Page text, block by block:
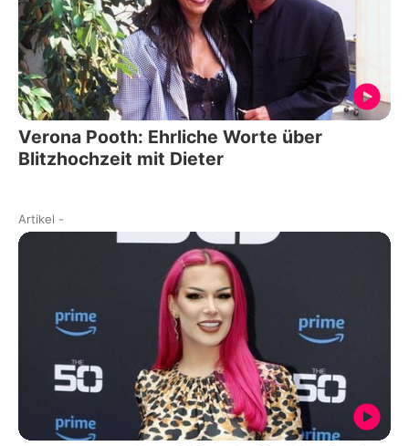
Verona Pooth: Ehrliche Worte über
Blitzhochzeit mit Dieter
Artikel -